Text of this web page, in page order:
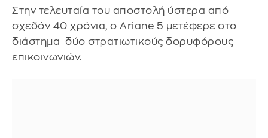
Στην τελευταία του αποστολή ύστερα από
σχεδόν 40 χρόνια, ο Ariane 5 μετέφερε στο
διάστημα δύο στρατιωτικούς δορυφόρους
επικοινωνιών.